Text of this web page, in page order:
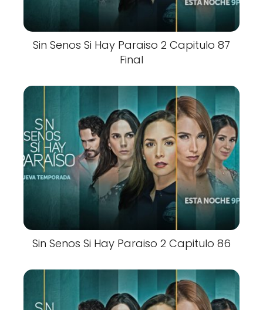
Sin Senos Si Hay Paraiso 2 Capitulo 87
Final
Sin Senos Si Hay Paraiso 2 Capitulo 86